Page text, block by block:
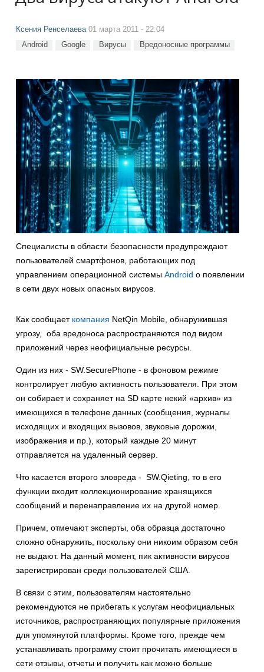
Ксения Ренселаева01 марта 2011 - 22:04
Android Google Вирусы Вредоносные программы
Специалисты в области безопасности предупреждают
пользователей смартфонов, работающих под
управлением операционной системы Android о появлении
в сети двух новых опасных вирусов.
Как сообщает компания NetQin Mobile, обнаружившая
угрозу, оба вредоноса распространяются под видом
приложений через неофициальные ресурсы.
Один из них - SW.SecurePhone - в фоновом режиме
контролирует любую активность пользователя. При этом
он собирает и сохраняет на SD карте некий «архив» из
имеющихся в телефоне данных (сообщения, журналы
исходящих и входящих вызовов, звуковые дорожки,
изображения и пр.), который каждые 20 минут
отправляется на удаленный сервер.
Что касается второго зловреда - SW.Qieting, то в его
функции входит коллекционирование хранящихся
сообщений и перенаправление их на другой номер.
Причем, отмечают эксперты, оба образца достаточно
сложно обнаружить, поскольку они никоим образом себя
не выдают. На данный момент, пик активности вирусов
зарегистрирован среди пользователей США.
В связи с этим, пользователям настоятельно
рекомендуются не прибегать к услугам неофициальных
источников, распространяющих популярные приложения
для упомянутой платформы. Кроме того, прежде чем
устанавливать программу стоит прочитать имеющиеся в
сети отзывы, отчеты и получить как можно больше